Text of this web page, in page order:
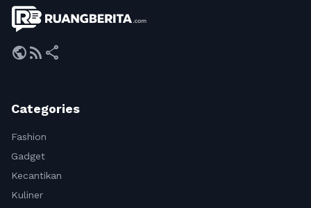
publicrss_feed share
Categories
Fashion
Gadget
Kecantikan
Kuliner